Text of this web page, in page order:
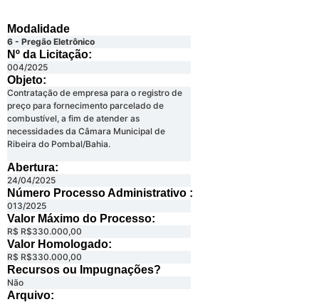
Modalidade
6 - Pregão Eletrônico
Nº da Licitação: ​​
004/2025
Objeto:
Contratação de empresa para o registro de
preço para fornecimento parcelado de
combustível, a fim de atender as
necessidades da Câmara Municipal de
Ribeira do Pombal/Bahia.
Abertura:
24/04/2025
Número Processo Administrativo :
013/2025
Valor Máximo do Processo: ​
R$ R$330.000,00
Valor Homologado: ​
R$ R$330.000,00
Recursos ou Impugnações? ​
Não
Arquivo: